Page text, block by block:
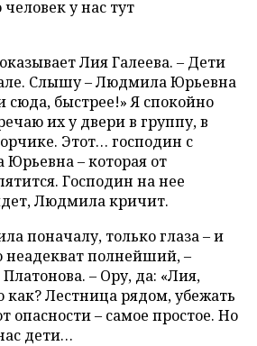
у нас тут
Лия Галеева. – Дети
Слышу – Людмила Юрьевна
сюда, быстрее!» Я спокойно
их у двери в группу, в
Этот… господин с
– которая от
Господин на нее
Людмила кричит.
поначалу, только глаза – и
полнейший, –
– Ору, да: «Лия,
Лестница рядом, убежать
опасности – самое простое. Но
дети…